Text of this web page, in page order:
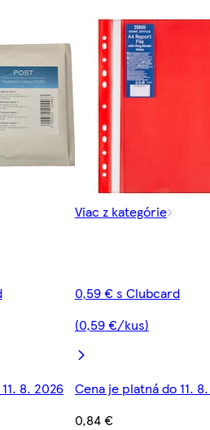
8. 2026
Viac z kategórie
0,59 € s Clubcard
(0,59 €/kus)
Cena je platná do 11.
0,84 €